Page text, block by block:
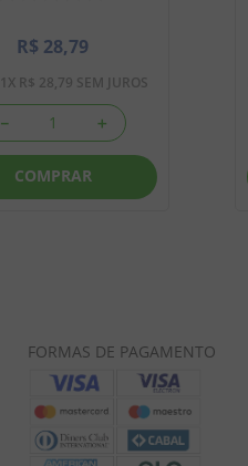
R$ 28,79
1 X R$ 28,79 SEM JUROS
＋
－
COMPRAR
FORMAS DE PAGAMENTO